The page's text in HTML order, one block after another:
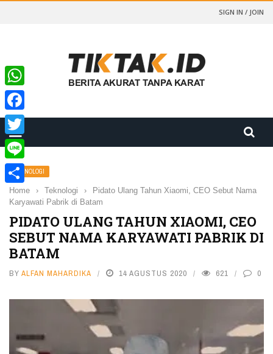
SIGN IN / JOIN
TEKNOLOGI
Home › Teknologi ›
Pidato Ulang Tahun Xiaomi, CEO Sebut Nama
Karyawati Pabrik di Batam
PIDATO ULANG TAHUN XIAOMI, CEO
SEBUT NAMA KARYAWATI PABRIK DI
BATAM
BY ALFAN MAHARDIKA 14 AGUSTUS 2020 621 0
WhatsApp
Facebook
Twitter
Line
Share